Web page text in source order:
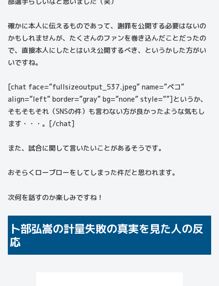
確かに本人に伝えるものであって、謝罪を公開する必要はないの
かもしれませんが、たくさんのファンを巻き込んだことだったの
で、直接本人にしたとはいえ公開するべき、というかした方がい
いですね。
[chat face=”fullsizeoutput_537.jpeg” name=”ペコ”
align=”left” border=”gray” bg=”none” style=””]というか、
そもそもそれ（SNSの件）も言わない方が良かったような気もし
ます・・・。[/chat]
また、試合に関して言いたいことがあるそうです。
おそらくローブローをしてしまった件だと思われます。
次何を話すのか楽しみですね！
卜部弘嵩の計量失敗の真実を見た人の反
応